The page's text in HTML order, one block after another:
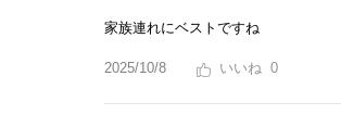
家族連れにベストですね
2025/10/8 0